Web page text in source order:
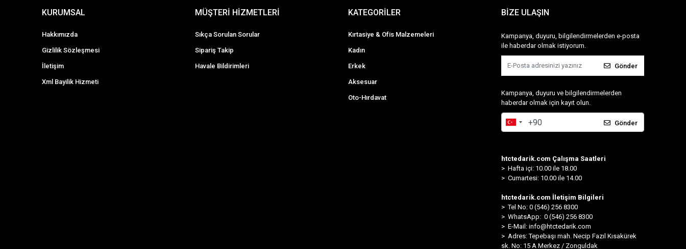
KURUMSAL
Hakkımızda
Gizlilik Sözleşmesi
İletişim
Xml Bayilik Hizmeti
MÜŞTERİ HİZMETLERİ
Sıkça Sorulan Sorular
Sipariş Takip
Havale Bildirimleri
KATEGORİLER
Kırtasiye & Ofis Malzemeleri
Kadın
Erkek
Aksesuar
Oto-Hırdavat
BİZE ULAŞIN
Kampanya, duyuru, bilgilendirmelerden e-posta
ile haberdar olmak istiyorum.
Gönder
Kampanya, duyuru ve bilgilendirmelerden
haberdar olmak için kayıt olun.
Gönder
htctedarik.com Çalışma Saatleri
> Hafta içi: 10.00 ile 18.00
> Cumartesi: 10.00 ile 14.00
htctedarik.com İletişim Bilgileri
> Tel No: 0 (546) 256 8300
> WhatsApp: 0 (546) 256 8300
> E-Mail: info@htctedarik.com
> Adres: Tepebaşı mah. Necip Fazıl Kısakürek
sk. No: 15 A Merkez / Zonguldak